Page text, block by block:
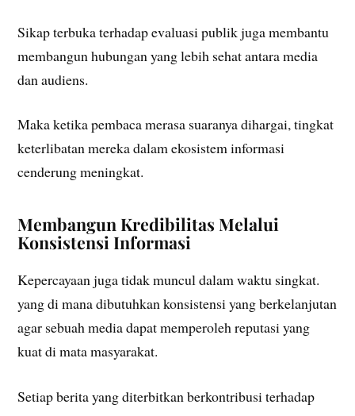
Sikap terbuka terhadap evaluasi publik juga membantu
membangun hubungan yang lebih sehat antara media
dan audiens.
Maka ketika pembaca merasa suaranya dihargai, tingkat
keterlibatan mereka dalam ekosistem informasi
cenderung meningkat.
Membangun Kredibilitas Melalui
Konsistensi Informasi
Kepercayaan juga tidak muncul dalam waktu singkat.
yang di mana dibutuhkan konsistensi yang berkelanjutan
agar sebuah media dapat memperoleh reputasi yang
kuat di mata masyarakat.
Setiap berita yang diterbitkan berkontribusi terhadap